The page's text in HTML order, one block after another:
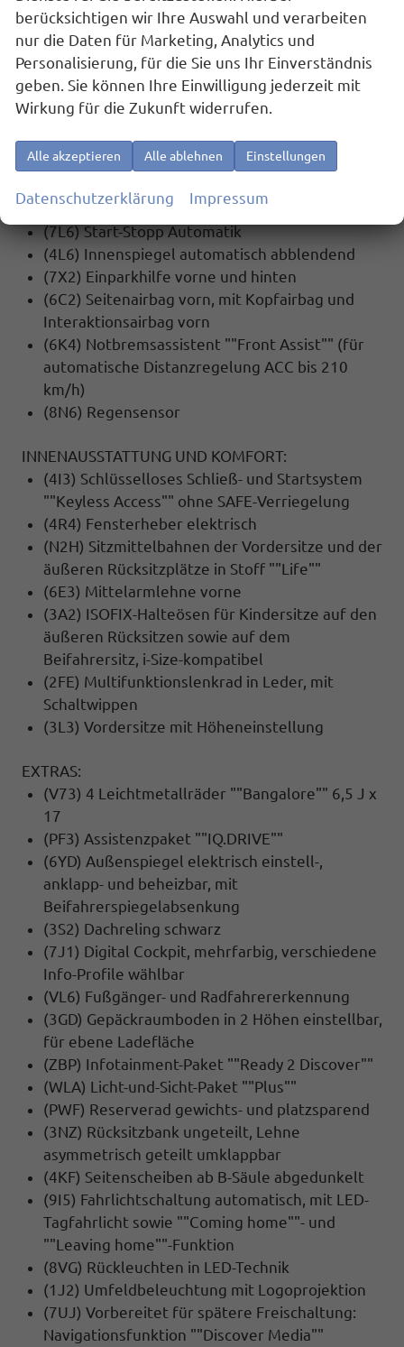
SICHERHEIT:
(EM2) Ablenkungs- und Müdigkeitserkennung
(8T8) Automatische Distanzregelung ACC
""stop & go"", mit Geschwindigkeitsbegrenzer
(UG1) Berganfahrassistent
(4UF) Airbag für Fahrer und Beifahrer, mit
Beifahrerairbag-Deaktivierung
(1AS) Elektronisches Stabilisierungsprogramm
MSR und Gespannstabilisierung
(7L6) Start-Stopp Automatik
(4L6) Innenspiegel automatisch abblendend
(7X2) Einparkhilfe vorne und hinten
(6C2) Seitenairbag vorn, mit Kopfairbag und
Interaktionsairbag vorn
(6K4) Notbremsassistent ""Front Assist"" (für
automatische Distanzregelung ACC bis 210
km/h)
(8N6) Regensensor
INNENAUSSTATTUNG UND KOMFORT:
(4I3) Schlüsselloses Schließ- und Startsystem
""Keyless Access"" ohne SAFE-Verriegelung
(4R4) Fensterheber elektrisch
(N2H) Sitzmittelbahnen der Vordersitze und der
äußeren Rücksitzplätze in Stoff ""Life""
(6E3) Mittelarmlehne vorne
(3A2) ISOFIX-Halteösen für Kindersitze auf den
äußeren Rücksitzen sowie auf dem
Beifahrersitz, i-Size-kompatibel
(2FE) Multifunktionslenkrad in Leder, mit
Schaltwippen
(3L3) Vordersitze mit Höheneinstellung
EXTRAS:
(V73) 4 Leichtmetallräder ""Bangalore"" 6,5 J x
17
(PF3) Assistenzpaket ""IQ.DRIVE""
(6YD) Außenspiegel elektrisch einstell-,
anklapp- und beheizbar, mit
Beifahrerspiegelabsenkung
(3S2) Dachreling schwarz
(7J1) Digital Cockpit, mehrfarbig, verschiedene
Info-Profile wählbar
(VL6) Fußgänger- und Radfahrererkennung
(3GD) Gepäckraumboden in 2 Höhen einstellbar,
für ebene Ladefläche
(ZBP) Infotainment-Paket ""Ready 2 Discover""
(WLA) Licht-und-Sicht-Paket ""Plus""
(PWF) Reserverad gewichts- und platzsparend
(3NZ) Rücksitzbank ungeteilt, Lehne
asymmetrisch geteilt umklappbar
(4KF) Seitenscheiben ab B-Säule abgedunkelt
(9I5) Fahrlichtschaltung automatisch, mit LED-
Tagfahrlicht sowie ""Coming home""- und
""Leaving home""-Funktion
(8VG) Rückleuchten in LED-Technik
(1J2) Umfeldbeleuchtung mit Logoprojektion
(7UJ) Vorbereitet für spätere Freischaltung:
Navigationsfunktion ""Discover Media""
berücksichtigen wir Ihre Auswahl und verarbeiten
nur die Daten für Marketing, Analytics und
Personalisierung, für die Sie uns Ihr Einverständnis
geben. Sie können Ihre Einwilligung jederzeit mit
Wirkung für die Zukunft widerrufen.
Alle akzeptieren Alle ablehnen Einstellungen
Datenschutzerklärung Impressum